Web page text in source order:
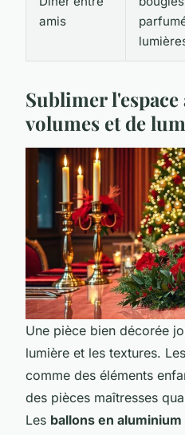
amis
Sublimer l'espace
volumes et de
Une pièce bien décorée
lumière et les textures.
comme des éléments
des pièces maîtresses
Les ballons en aluminium